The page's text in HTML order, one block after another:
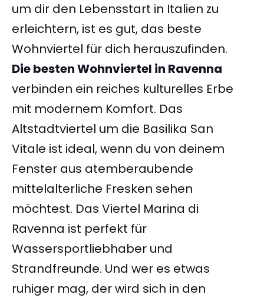
um dir den Lebensstart in Italien zu
erleichtern, ist es gut, das beste
Wohnviertel für dich herauszufinden.
Die besten Wohnviertel in Ravenna
verbinden ein reiches kulturelles Erbe
mit modernem Komfort. Das
Altstadtviertel um die Basilika San
Vitale ist ideal, wenn du von deinem
Fenster aus atemberaubende
mittelalterliche Fresken sehen
möchtest. Das Viertel Marina di
Ravenna ist perfekt für
Wassersportliebhaber und
Strandfreunde. Und wer es etwas
ruhiger mag, der wird sich in den